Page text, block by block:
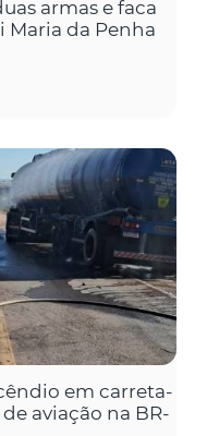
armas e faca
Maria da Penha
em carreta-
aviação na BR-